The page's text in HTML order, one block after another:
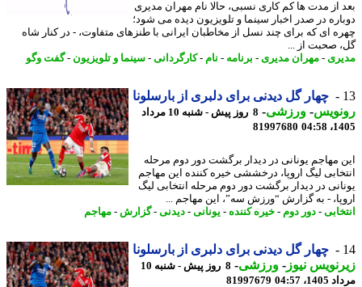
از مدت ها کم کاری نسبی، حالا نام مهران مدیری
در صدر اخبار سینما و تلویزیون دیده می شود؛
ای که برای چند نسل از مخاطبان ایرانی با طنزهای متفاوت، - در کنار شاه
صحبت از ...
- مهران مدیری- برنامه -نام -کارگردانی- سینما و تلویزیون -گفت وگو
چهار گل دیدنی برای دلبری از بارسلونا
-ورزشی-
8 روز پیش - شنبه 10 مرداد
81997680
مهاجم یونانی در دیدار برگشت دور دوم مرحله
لیگ اروپا، درخششی خیره کننده این مهاجم
در دیدار برگشت دور دوم مرحله انتخابی لیگ
- به گزارش “ورزش سه”، این مهاجم ...
-دور دوم -خیره کننده-یونانی-دیدنی-گزارش -مهاجم
چهار گل دیدنی برای دلبری از بارسلونا
نیوز-ورزشی-
8 روز پیش - شنبه 10
04:57
81997679